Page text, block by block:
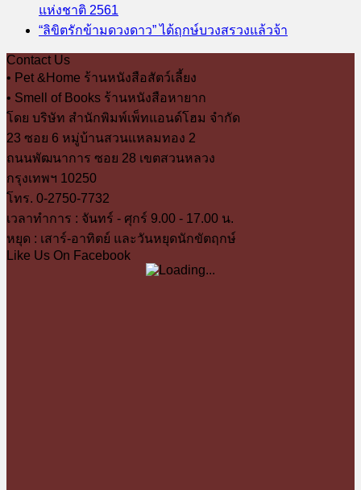
แห่งชาติ 2561
“ลิขิตรักข้ามดวงดาว” ได้ฤกษ์บวงสรวงแล้วจ้า
Contact Us
• Pet &Home ร้านหนังสือสัตว์เลี้ยง
• Smell of Books ร้านหนังสือหายาก
โดย บริษัท สำนักพิมพ์เพ็ทแอนด์โฮม จำกัด
23 ซอย 6 หมู่บ้านสวนแหลมทอง 2
ถนนพัฒนาการ ซอย 28 เขตสวนหลวง
กรุงเทพฯ 10250
โทร. 0-2750-7732
เวลาทำการ : จันทร์ - ศุกร์ 9.00 - 17.00 น.
หยุด : เสาร์-อาทิตย์ และวันหยุดนักขัตฤกษ์
Like Us On Facebook